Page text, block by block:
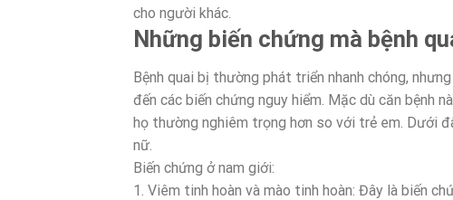
cho người khác.
Những biến chứng mà bệnh
Bệnh quai bị thường phát triển nhanh chóng,
đến các biến chứng nguy hiểm. Mặc dù căn bệnh
họ thường nghiêm trọng hơn so với trẻ em. Dưới
nữ.
Biến chứng ở nam giới:
1. Viêm tinh hoàn và mào tinh hoàn: Đây là biến